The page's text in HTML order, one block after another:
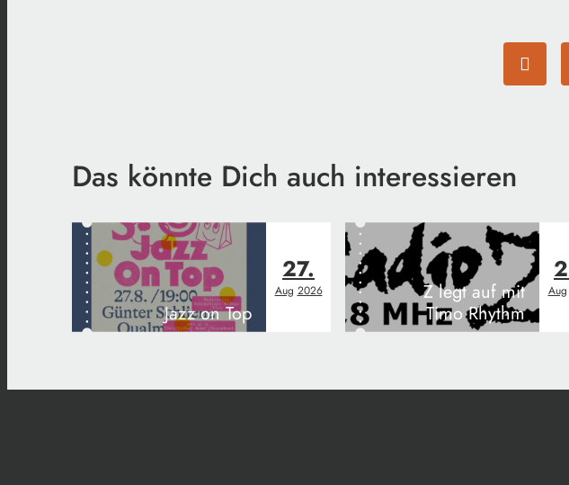
Das könnte Dich auch interessieren
Jazz on Top
27.
Aug 2026
Z legt auf mit
Timo Rhythm
Aug